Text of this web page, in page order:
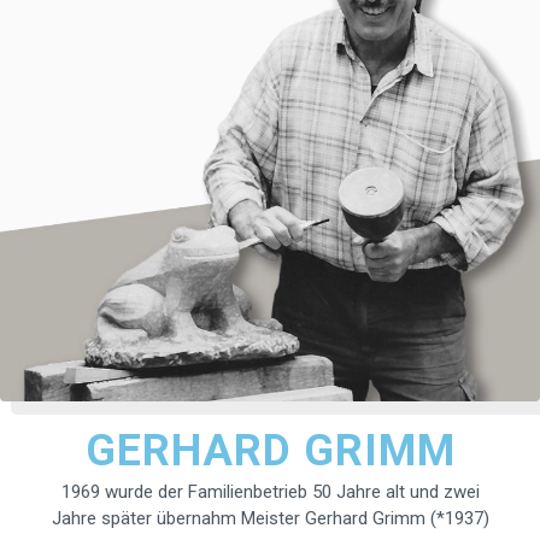
GERHARD GRIMM
1969 wurde der Familienbetrieb 50 Jahre alt und zwei
Jahre später übernahm Meister Gerhard Grimm (*1937)